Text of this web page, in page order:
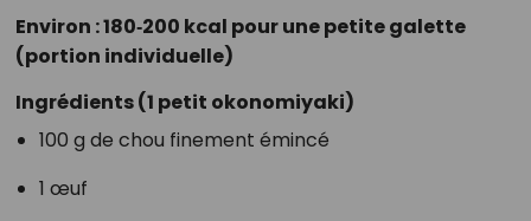
Environ : 180‑200 kcal pour une petite galette
(portion individuelle)
Ingrédients (1 petit okonomiyaki)
100 g de chou finement émincé
1 œuf